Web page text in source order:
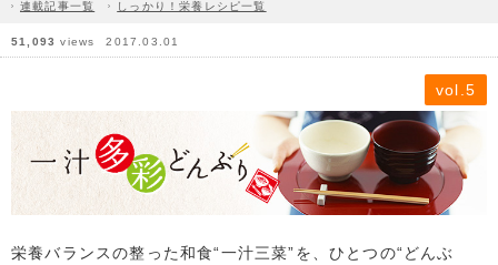
連載記事一覧 しっかり！栄養レシピ一覧
51,093 views 2017.03.01
vol.5
栄養バランスの整った和食“一汁三菜”を、ひとつの“どんぶ